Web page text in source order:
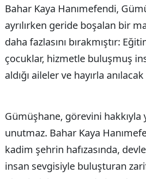
Bahar Kaya Hanımefendi,
ayrılırken geride boşalan bir
daha fazlasını bırakmıştır:
çocuklar, hizmetle buluşmuş
aldığı aileler ve hayırla
Gümüşhane, görevini hakkıyla
unutmaz. Bahar Kaya
kadim şehrin hafızasında,
insan sevgisiyle buluşturan